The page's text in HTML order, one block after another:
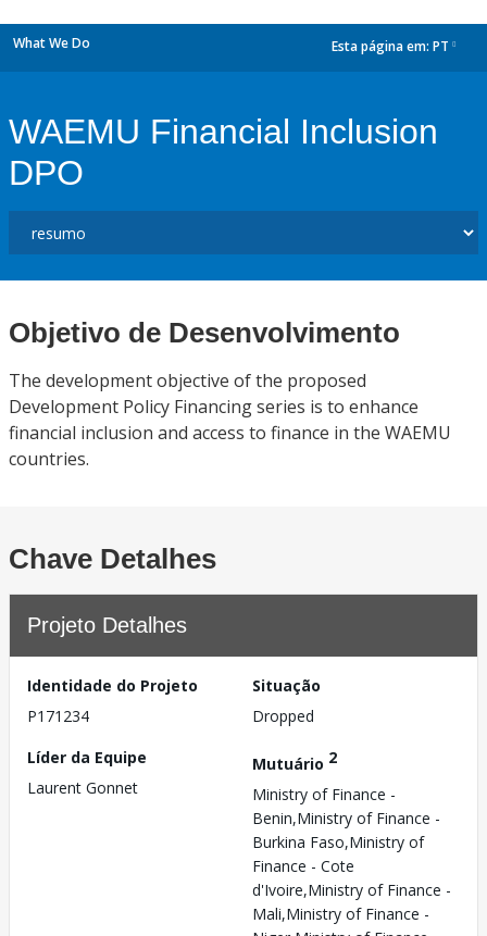
What We Do Esta página em: PT
WAEMU Financial Inclusion
DPO
Objetivo de Desenvolvimento
The development objective of the proposed
Development Policy Financing series is to enhance
financial inclusion and access to finance in the WAEMU
countries.
Chave Detalhes
Projeto Detalhes
Identidade do Projeto
P171234
Situação
Dropped
Líder da Equipe
Laurent Gonnet
Mutuário 2
Ministry of Finance -
Benin,Ministry of Finance -
Burkina Faso,Ministry of
Finance - Cote
d'Ivoire,Ministry of Finance -
Mali,Ministry of Finance -